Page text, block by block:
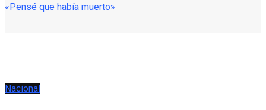
«Pensé que había muerto»
Nacional